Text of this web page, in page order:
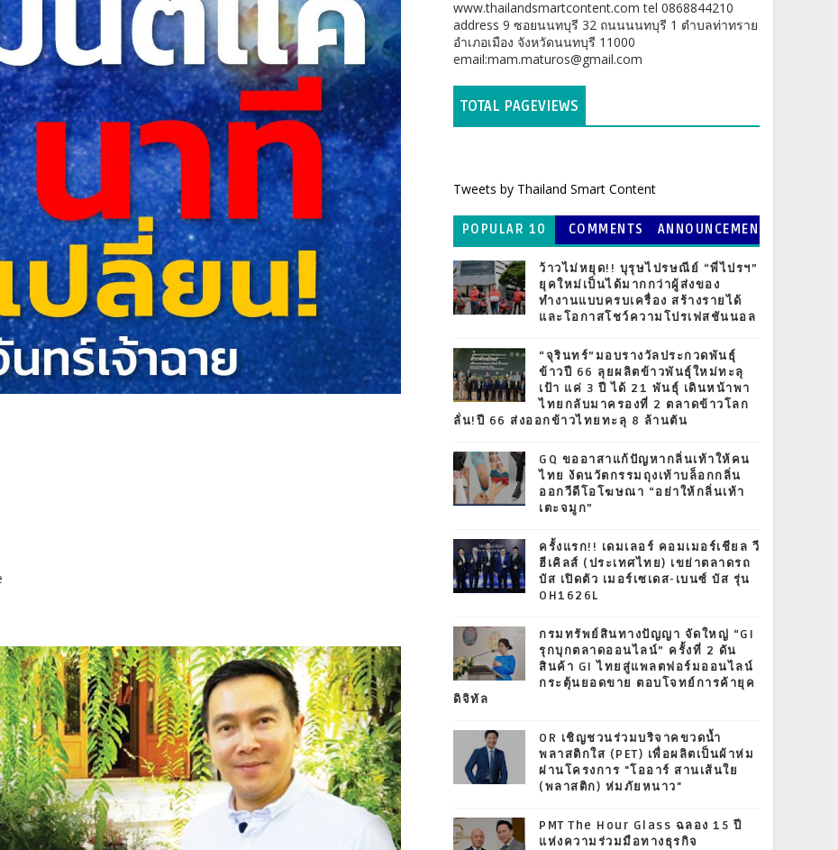
www.thailandsmartcontent.com tel 0868844210
address 9 ซอยนนทบุรี 32 ถนนนนทบุรี 1 ตำบลท่าทราย
อำเภอเมือง จังหวัดนนทบุรี 11000
email:mam.maturos@gmail.com
TOTAL PAGEVIEWS
Tweets by Thailand Smart Content
POPULAR 10 COMMENTS
ANNOUNCEMEN
ว้าวไม่หยุด!! บุรุษไปรษณีย์ “พี่ไปรฯ”
ยุคใหม่เป็นได้มากกว่าผู้ส่งของ
ทำงานแบบครบเครื่อง สร้างรายได้
และโอกาสโชว์ความโปรเฟสชันนอล
“จุรินทร์”มอบรางวัลประกวดพันธุ์
ข้าวปี 66 ลุยผลิตข้าวพันธุ์ใหม่ทะลุ
เป้า แค่ 3 ปี ได้ 21 พันธุ์ เดินหน้าพา
ไทยกลับมาครองที่ 2 ตลาดข้าวโลก
ลั่น!ปี 66 ส่งออกข้าวไทยทะลุ 8 ล้านตัน
GQ ขออาสาแก้ปัญหากลิ่นเท้าให้คน
ไทย งัดนวัตกรรมถุงเท้าบล็อกกลิ่น
ออกวีดีโอโฆษณา “อย่าให้กลิ่นเท้า
เตะจมูก”
ครั้งแรก!! เดมเลอร์ คอมเมอร์เชียล วี
ฮีเคิลส์ (ประเทศไทย) เขย่าตลาดรถ
บัส เปิดตัว เมอร์เซเดส-เบนซ์ บัส รุ่น
OH1626L
กรมทรัพย์สินทางปัญญา จัดใหญ่ “GI
รุกบุกตลาดออนไลน์” ครั้งที่ 2 ดัน
สินค้า GI ไทยสู่แพลตฟอร์มออนไลน์
กระตุ้นยอดขาย ตอบโจทย์การค้ายุค
ดิจิทัล
OR เชิญชวนร่วมบริจาคขวดน้ำ
พลาสติกใส (PET) เพื่อผลิตเป็นผ้าห่ม
ผ่านโครงการ "โออาร์ สานเส้นใย
(พลาสติก) ห่มภัยหนาว"
PMT The Hour Glass ฉลอง 15 ปี
แห่งความร่วมมือทางธุรกิจ